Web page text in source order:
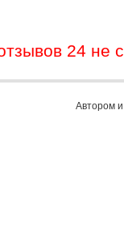
24 не
Автором